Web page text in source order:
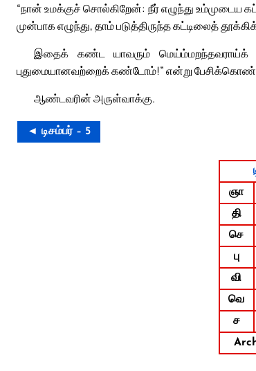
“நான் உமக்குச் சொல்கிறேன்: நீர் எழுந்து
முன்பாக எழுந்து, தாம் படுத்திருந்த கட்டிலைத்
இதைக் கண்ட யாவரும் மெய்ம்மறந்தவராய்க்
புதுமையானவற்றைக் கண்டோம்!” என்று
ஆண்டவரின் அருள்வாக்கு.
◄ டிசம்பர் – 5
ஞா
தி
செ
பு
வி
வெ
ச